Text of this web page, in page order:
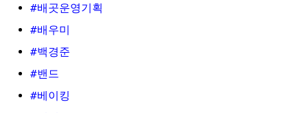
#배곳운영기획
#배우미
#백경준
#밴드
#베이킹